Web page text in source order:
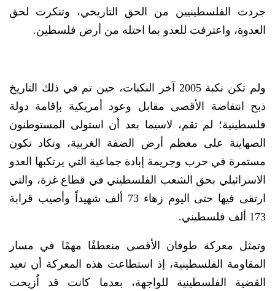
جردت الفلسطينيين من الحق التاريخي، وتنكرت لحق
العدوة، واعترفت للعدو بما احتله من أرض فلسطين.
ولم تكن نكبة 2005 آخر النكبات، حين تم في ذلك التاريخ
ذبح انتفاضة الأقصى مقابل وعود أمريكية بإقامة دولة
فلسطينية؛ لم تقم، لاسيما بعد أن استولى المستوطنون
الصهاينة على معظم أرض الضفة الغربية، وتكاد تكون
مستمرة في حرب وجريمة إبادة جماعية التي يرتكبها العدو
الاسرائيلي بحق الشعب الفلسطيني في قطاع غزة، والتي
ارتقى فيها حتى اليوم زهاء 73 ألف شهيداً وأصيب قرابة
173 ألف فلسطيني.
وتمثل معركة طوفان الأقصى منعطفًا مهمًا في مسار
المقاومة الفلسطينية، إذ استطاعت هذه المعركة أن تعيد
القضية الفلسطينية للواجهة، بعدما كانت قد اُزيحت